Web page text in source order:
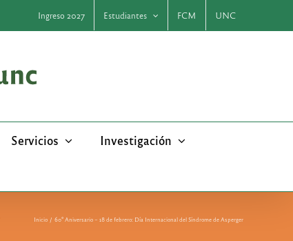
Ingreso 2027 Estudiantes FCM UNC
Servicios Investigación
Inicio 60° Aniversario – 18 de febrero: Día Internacional del Síndrome de Asperger